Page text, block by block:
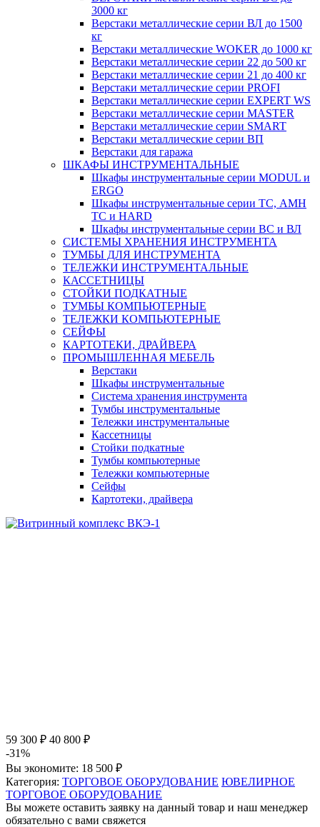
3000 кг
Верстаки металлические серии ВЛ до 1500
кг
Верстаки металлические WOKER до 1000 кг
Верстаки металлические серии 22 до 500 кг
Верстаки металлические серии 21 до 400 кг
Верстаки металлические серии PROFI
Верстаки металлические серии EXPERT WS
Верстаки металлические серии MASTER
Верстаки металлические серии SMART
Верстаки металлические серии ВП
Верстаки для гаража
ШКАФЫ ИНСТРУМЕНТАЛЬНЫЕ
Шкафы инструментальные серии MODUL и
ERGO
Шкафы инструментальные серии ТС, АМН
ТС и HARD
Шкафы инструментальные серии ВС и ВЛ
СИСТЕМЫ ХРАНЕНИЯ ИНСТРУМЕНТА
ТУМБЫ ДЛЯ ИНСТРУМЕНТА
ТЕЛЕЖКИ ИНСТРУМЕНТАЛЬНЫЕ
КАССЕТНИЦЫ
СТОЙКИ ПОДКАТНЫЕ
ТУМБЫ КОМПЬЮТЕРНЫЕ
ТЕЛЕЖКИ КОМПЬЮТЕРНЫЕ
СЕЙФЫ
КАРТОТЕКИ, ДРАЙВЕРА
ПРОМЫШЛЕННАЯ МЕБЕЛЬ
Верстаки
Шкафы инструментальные
Система хранения инструмента
Тумбы инструментальные
Тележки инструментальные
Кассетницы
Стойки подкатные
Тумбы компьютерные
Тележки компьютерные
Сейфы
Картотеки, драйвера
59 300 ₽ 40 800 ₽
-31%
Вы экономите: 18 500 ₽
Категория: ТОРГОВОЕ ОБОРУДОВАНИЕ ЮВЕЛИРНОЕ
ТОРГОВОЕ ОБОРУДОВАНИЕ
Вы можете оставить заявку на данный товар и наш менеджер
обязательно с вами свяжется